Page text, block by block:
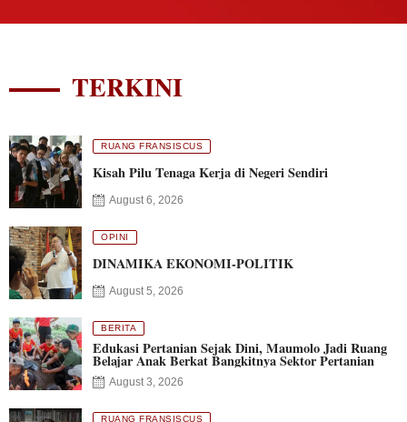
TERKINI
RUANG FRANSISCUS
Kisah Pilu Tenaga Kerja di Negeri Sendiri
August 6, 2026
OPINI
DINAMIKA EKONOMI-POLITIK
August 5, 2026
BERITA
Edukasi Pertanian Sejak Dini, Maumolo Jadi Ruang
Belajar Anak Berkat Bangkitnya Sektor Pertanian
August 3, 2026
RUANG FRANSISCUS